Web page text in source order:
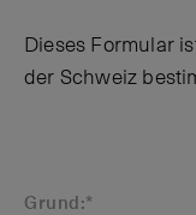
Dieses Formular
der Schweiz
Grund:*